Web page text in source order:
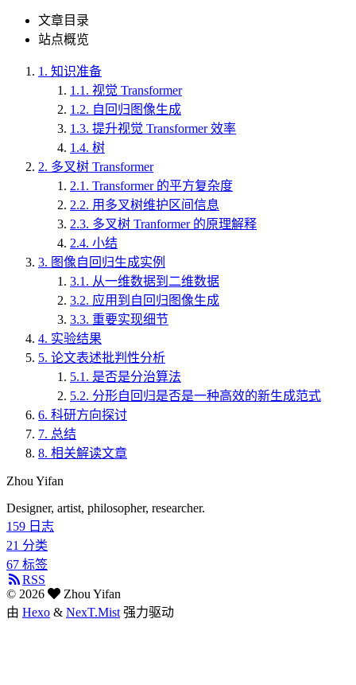
文章目录
站点概览
1. 知识准备
1.1. 视觉 Transformer
1.2. 自回归图像生成
1.3. 提升视觉 Transformer 效率
1.4. 树
2. 多叉树 Transformer
2.1. Transformer 的平方复杂度
2.2. 用多叉树维护区间信息
2.3. 多叉树 Tranformer 的原理解释
2.4. 小结
3. 图像自回归生成实例
3.1. 从一维数据到二维数据
3.2. 应用到自回归图像生成
3.3. 重要实现细节
4. 实验结果
5. 论文表述批判性分析
5.1. 是否是分治算法
5.2. 分形自回归是否是一种高效的新生成范式
6. 科研方向探讨
7. 总结
8. 相关解读文章
Zhou Yifan
Designer, artist, philosopher, researcher.
159 日志
21 分类
67 标签
RSS
© 2026
Zhou Yifan
由 Hexo & NexT.Mist 强力驱动